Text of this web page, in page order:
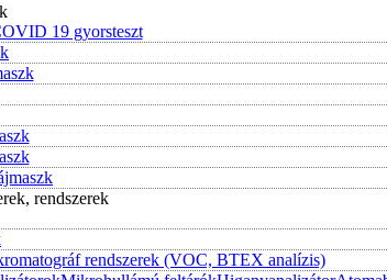
19 gyorsteszt
rendszerek
rendszerek (VOC, BTEX analízis)